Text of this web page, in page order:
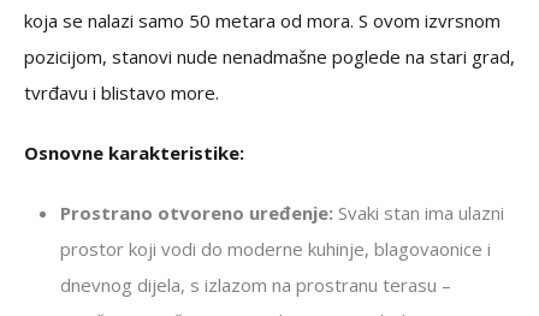
koja se nalazi samo 50 metara od mora. S ovom izvrsnom
pozicijom, stanovi nude nenadmašne poglede na stari grad,
tvrđavu i blistavo more.
Osnovne karakteristike:
Prostrano otvoreno uređenje: Svaki stan ima ulazni
prostor koji vodi do moderne kuhinje, blagovaonice i
dnevnog dijela, s izlazom na prostranu terasu –